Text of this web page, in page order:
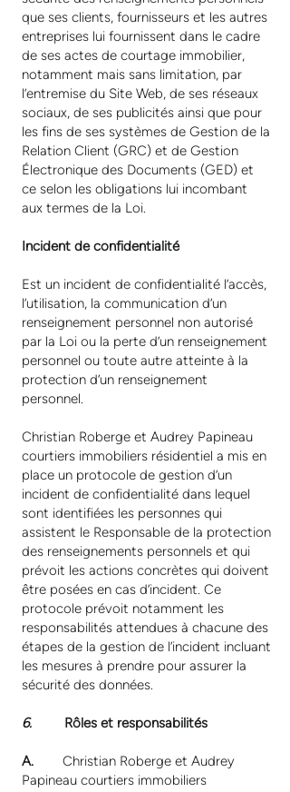
que ses clients, fournisseurs et les autres
entreprises lui fournissent dans le cadre
de ses actes de courtage immobilier,
notamment mais sans limitation, par
l’entremise du Site Web, de ses réseaux
sociaux, de ses publicités ainsi que pour
les fins de ses systèmes de Gestion de la
Relation Client (GRC) et de Gestion
Électronique des Documents (GED) et
ce selon les obligations lui incombant
aux termes de la Loi.
Incident de confidentialité
Est un incident de confidentialité l’accès,
l’utilisation, la communication d’un
renseignement personnel non autorisé
par la Loi ou la perte d’un renseignement
personnel ou toute autre atteinte à la
protection d’un renseignement
personnel.
Christian Roberge et Audrey Papineau
courtiers immobiliers résidentiel a mis en
place un protocole de gestion d’un
incident de confidentialité dans lequel
sont identifiées les personnes qui
assistent le Responsable de la protection
des renseignements personnels et qui
prévoit les actions concrètes qui doivent
être posées en cas d’incident. Ce
protocole prévoit notamment les
responsabilités attendues à chacune des
étapes de la gestion de l’incident incluant
les mesures à prendre pour assurer la
sécurité des données.
6. Rôles et responsabilités
A. Christian Roberge et Audrey
Papineau courtiers immobiliers